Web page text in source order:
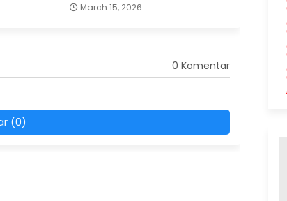
March 15, 2026
0 Komentar
(0)